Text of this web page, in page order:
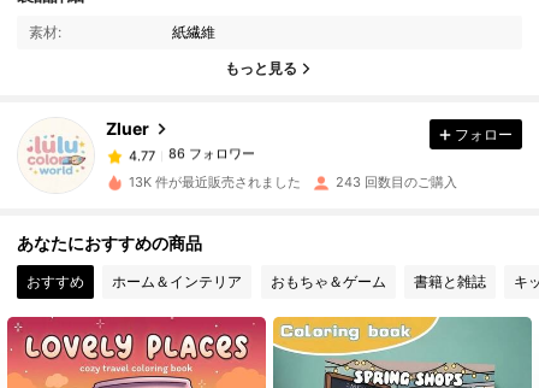
素材: 紙繊維
もっと見る
Zluer
86 フォロワー
4.77
86 フォロワー
4.77 86 フォロワー
フォロー
13K 件が最近販売されました 243 回数目のご購入
あなたにおすすめの商品
おすすめ ホーム＆インテリア おもちゃ＆ゲーム 書籍と雑誌 キ